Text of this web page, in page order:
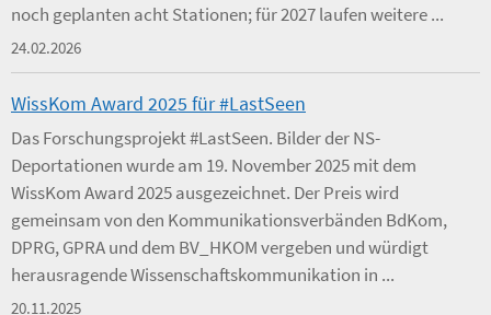
noch geplanten acht Stationen; für 2027 laufen weitere ...
24.02.2026
WissKom Award 2025 für #LastSeen
Das Forschungsprojekt #LastSeen. Bilder der NS-
Deportationen wurde am 19. November 2025 mit dem
WissKom Award 2025 ausgezeichnet. Der Preis wird
gemeinsam von den Kommunikationsverbänden BdKom,
DPRG, GPRA und dem BV_HKOM vergeben und würdigt
herausragende Wissenschaftskommunikation in ...
20.11.2025